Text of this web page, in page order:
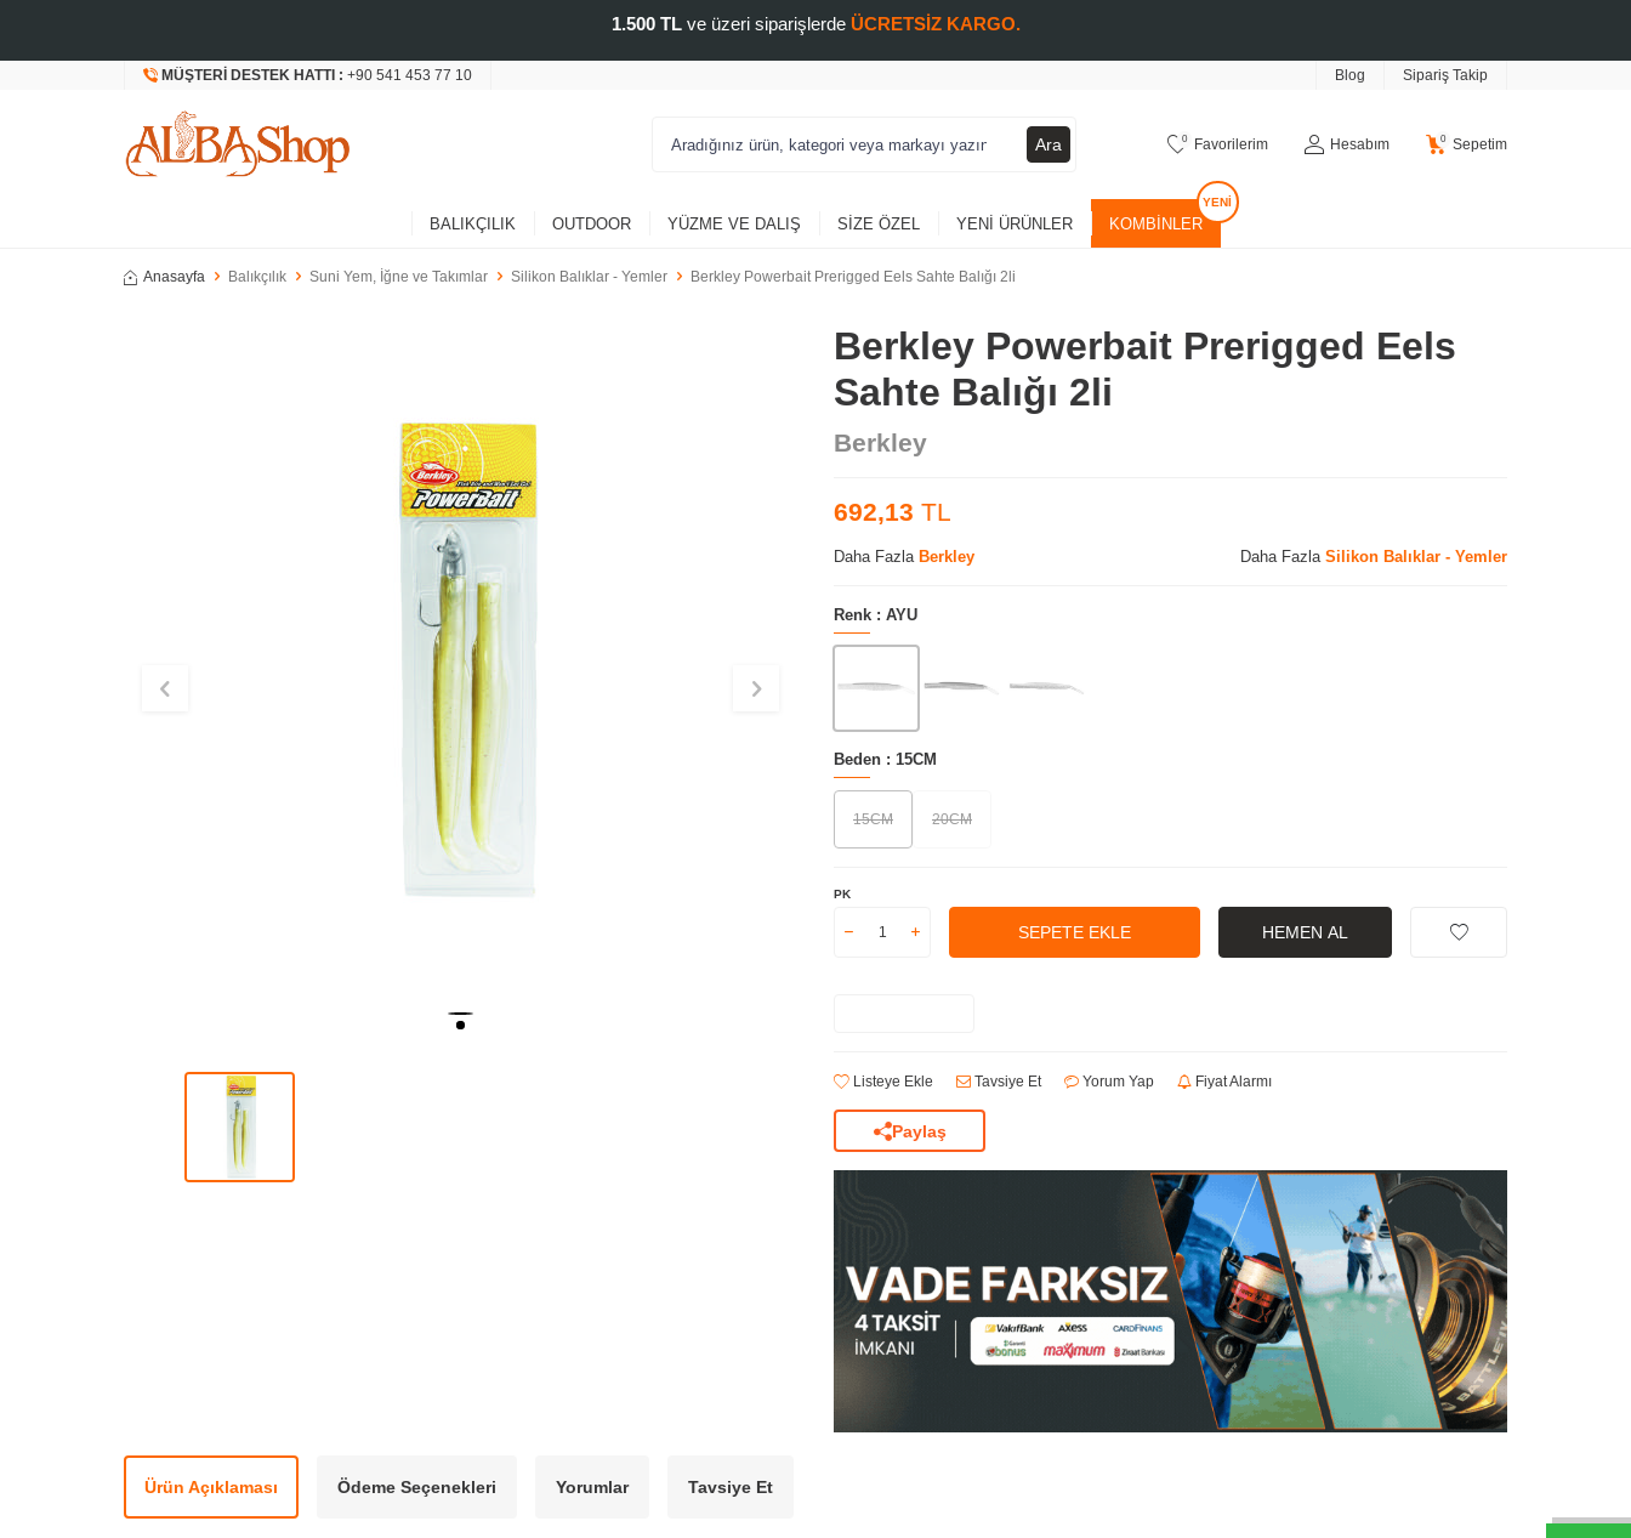
1.500 TLve üzeri siparişlerde ÜCRETSİZ KARGO.
MÜŞTERI DESTEK HATTI : +90 541 453 77 10 Blog Sipariş Takip
Ara 0 Favorilerim Hesabım 0 Sepetim
BALIKÇILIK OUTDOOR YÜZME VE DALIŞ SIZE ÖZEL YENI ÜRÜNLER KOMBINLER
Anasayfa Balıkçılık Suni Yem, İğne ve Takımlar Silikon Balıklar - Yemler Berkley Powerbait Prerigged Eels Sahte Balığı 2li
Berkley Powerbait Prerigged Eels
Sahte Balığı 2li
Berkley
692,13 TL
Daha Fazla Berkley Daha Fazla Silikon Balıklar - Yemler
Renk : AYU
Beden : 15CM
15CM 20CM
PK
SEPETE EKLE HEMEN AL
Listeye Ekle Tavsiye Et Yorum Yap Fiyat Alarmı
Paylaş
Ürün Açıklaması Ödeme Seçenekleri Yorumlar Tavsiye Et